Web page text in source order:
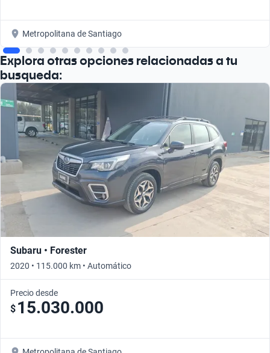
Metropolitana de Santiago
Explora otras opciones relacionadas a tu
busqueda:
Subaru • Forester
2020 • 115.000 km • Automático
Precio desde
$ 15.030.000